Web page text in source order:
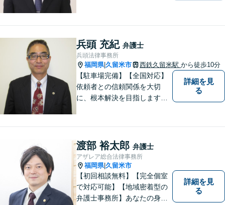
す法人・個人の方々には、経
営課題の解決に向けた最適な
法的サポートを提供し、安定
した経営基盤の構築をお手伝
いいたします。
兵頭 充紀 弁護士
兵頭法律事務所
福岡県|久留米市 西鉄久留米駅 から徒歩10分
【駐車場完備】【全国対応】
依頼者との信頼関係を大切
に、根本解決を目指します。
トラブルが起こったら、まず
はご相談ください。【夜間対
応可】
詳細を見
る
渡部 裕太郎 弁護士
アザレア総合法律事務所
福岡県|久留米市
【初回相談無料】【完全個室
で対応可能】【地域密着型の
弁護士事務所】あなたの身近
詳細を見
る